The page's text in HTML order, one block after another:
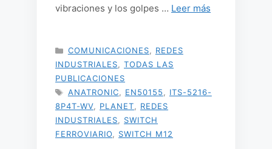
vibraciones y los golpes … Leer más
CATEGORÍAS
COMUNICACIONES
REDES
INDUSTRIALES
TODAS LAS
PUBLICACIONES
ETIQUETAS
ANATRONIC EN50155
ITS-5216-
8P4T-WV
PLANET
REDES
INDUSTRIALES
SWITCH
FERROVIARIO
SWITCH M12